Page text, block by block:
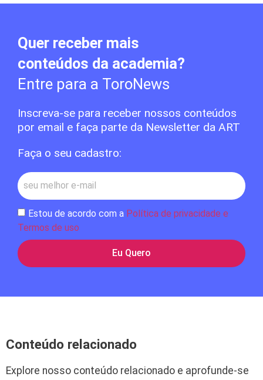
Quer receber mais
conteúdos da academia?
Entre para a ToroNews
Inscreva-se para receber nossos conteúdos
por email e faça parte da Newsletter da ART
Faça o seu cadastro:
Estou de acordo com a Política de privacidade e
Termos de uso
Eu Quero
Conteúdo relacionado
Explore nosso conteúdo relacionado e aprofunde-se